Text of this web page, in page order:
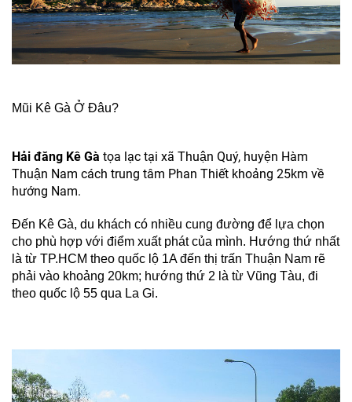
Mũi Kê Gà Ở Đâu?
Hải đăng Kê Gà tọa lạc tại xã Thuận Quý, huyện Hàm
Thuận Nam cách trung tâm Phan Thiết khoảng 25km về
hướng Nam.
Đến Kê Gà, du khách có nhiều cung đường để lựa chọn
cho phù hợp với điểm xuất phát của mình. Hướng thứ nhất
là từ TP.HCM theo quốc lộ 1A đến thị trấn Thuận Nam rẽ
phải vào khoảng 20km; hướng thứ 2 là từ Vũng Tàu, đi
theo quốc lộ 55 qua La Gi.